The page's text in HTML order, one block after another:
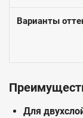
Варианты
Для